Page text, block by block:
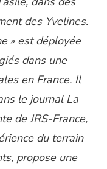
des Yvelines.
» est déployée
dans une
en France. Il
le journal La
de JRS-France,
du terrain
propose une